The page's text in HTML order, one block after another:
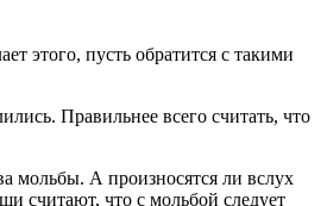
этого, пусть обратится с такими
Правильнее всего считать, что
мольбы. А произносятся ли вслух
считают, что с мольбой следует